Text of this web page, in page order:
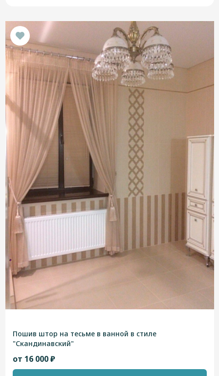
Пошив штор на тесьме в ванной в стиле
"Скандинавский"
от 16 000 ₽